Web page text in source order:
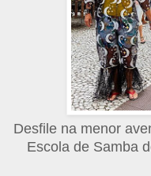
Desfile na menor
Escola de Samba